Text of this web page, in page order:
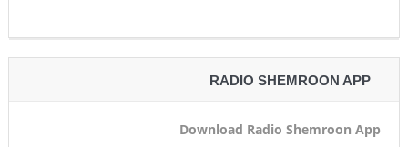
RADIO SHEMROON APP
Download Radio Shemroon App